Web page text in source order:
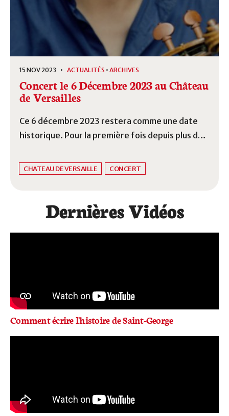
15 NOV 2023 • ACTUALITÉS • ARCHIVES
Concert le 6 Décembre 2023 au Château
de Versailles
Ce 6 décembre 2023 restera comme une date
historique. Pour la première fois depuis plus de
George habitera le château de Versailles.
CHATEAU DE VERSAILLE CONCERT
Dernières Vidéos
Comment écrire l'histoire de Saint-George